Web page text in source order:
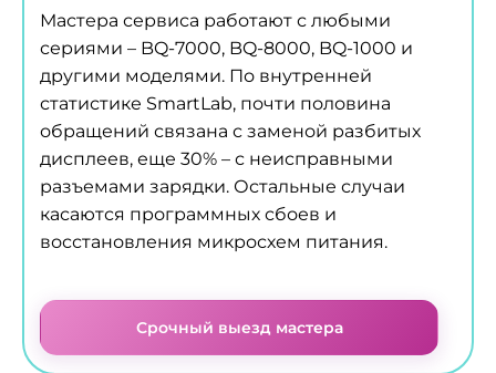
Мастера сервиса работают с любыми
сериями – BQ-7000, BQ-8000, BQ-1000 и
другими моделями. По внутренней
статистике SmartLab, почти половина
обращений связана с заменой разбитых
дисплеев, еще 30% – с неисправными
разъемами зарядки. Остальные случаи
касаются программных сбоев и
восстановления микросхем питания.
Срочный выезд мастера